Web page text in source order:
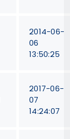
2014-06-
06
13:50:25
2017-06-
07
14:24:07